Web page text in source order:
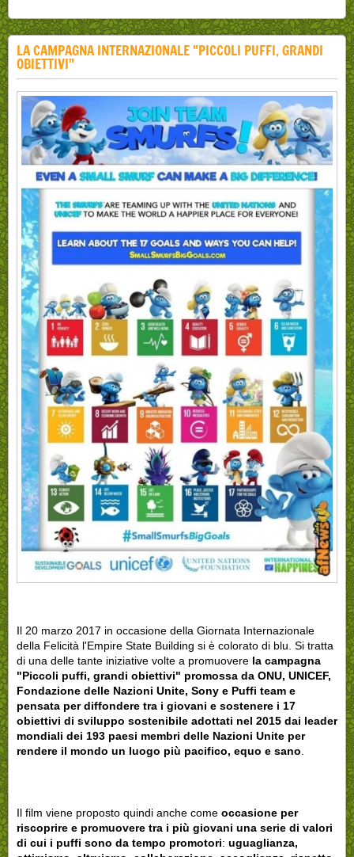
LA CAMPAGNA INTERNAZIONALE "PICCOLI PUFFI, GRANDI
OBIETTIVI"
Il 20 marzo 2017 in occasione della Giornata Internazionale
della Felicità l'Empire State Building si è colorato di blu. Si tratta
di una delle tante iniziative volte a promuovere la campagna
"Piccoli puffi, grandi obiettivi" promossa da ONU, UNICEF,
Fondazione delle Nazioni Unite, Sony e Puffi team e
pensata per diffondere tra i giovani e sostenere i 17
obiettivi di sviluppo sostenibile adottati nel 2015 dai leader
mondiali dei 193 paesi membri delle Nazioni Unite per
rendere il mondo un luogo più pacifico, equo e sano
Il film viene proposto quindi anche come occasione per
riscoprire e promuovere tra i più giovani una serie di valori
di cui i puffi sono da tempo promotori: uguaglianza,